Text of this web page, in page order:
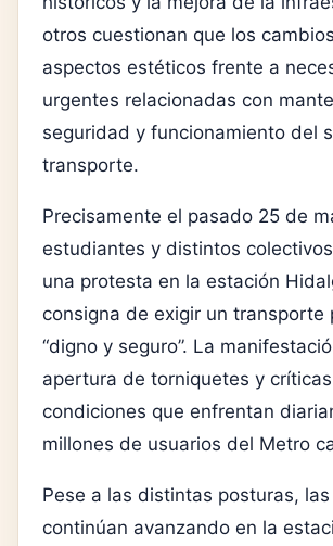
otros cuestionan que los
aspectos estéticos frente a
urgentes relacionadas con
seguridad y funcionamiento del
transporte.
Precisamente el pasado 25 de
estudiantes y distintos
una protesta en la estación
consigna de exigir un transporte
“digno y seguro”. La
apertura de torniquetes y
condiciones que enfrentan
millones de usuarios del Metro
Pese a las distintas posturas,
continúan avanzando en la